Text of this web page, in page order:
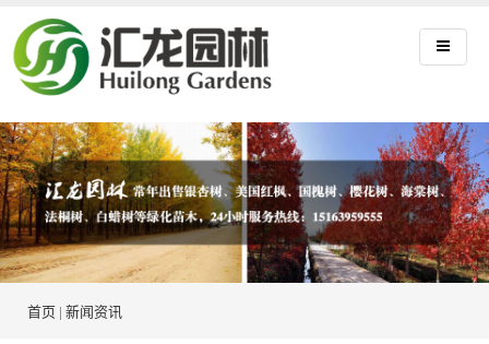
首页 | 新闻资讯